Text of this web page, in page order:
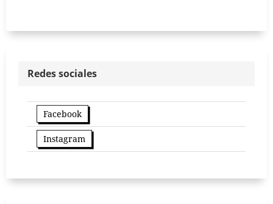
Redes sociales
Facebook
Instagram